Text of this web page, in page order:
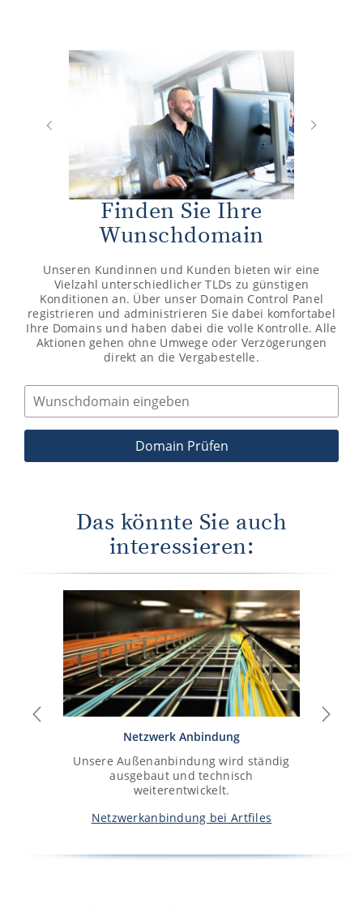
Next Previous
Finden Sie Ihre
Wunschdomain
Unseren Kundinnen und Kunden bieten wir eine
Vielzahl unterschiedlicher TLDs zu günstigen
Konditionen an. Über unser Domain Control Panel
registrieren und administrieren Sie dabei komfortabel
Ihre Domains und haben dabei die volle Kontrolle. Alle
Aktionen gehen ohne Umwege oder Verzögerungen
direkt an die Vergabestelle.
Das könnte Sie auch
interessieren:
Netzwerk Anbindung
Unsere Außenanbindung wird ständig
ausgebaut und technisch
weiterentwickelt.
Netzwerkanbindung bei Artfiles
Previous Next